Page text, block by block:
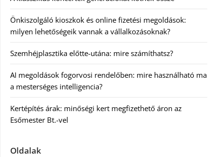
Önkiszolgáló kioszkok és online fizetési megoldások:
milyen lehetőségeik vannak a vállalkozásoknak?
Szemhéjplasztika előtte-utána: mire számíthatsz?
AI megoldások fogorvosi rendelőben: mire használható ma
a mesterséges intelligencia?
Kertépítés árak: minőségi kert megfizethető áron az
Esőmester Bt.-vel
Oldalak